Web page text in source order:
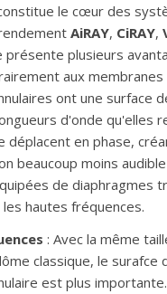
le cœur des
AiRAY, CiRAY,
plusieurs
aux membranes
ont une surface
d'onde qu'elles
déplacent en phase,
beaucoup moins
de diaphragmes
hautes fréquences.
: Avec la même
classique, le surafce
est plus